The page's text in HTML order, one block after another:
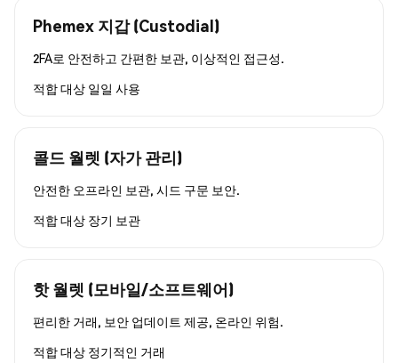
Phemex 지갑 (Custodial)
2FA로 안전하고 간편한 보관, 이상적인 접근성.
적합 대상 일일 사용
콜드 월렛 (자가 관리)
안전한 오프라인 보관, 시드 구문 보안.
적합 대상 장기 보관
핫 월렛 (모바일/소프트웨어)
편리한 거래, 보안 업데이트 제공, 온라인 위험.
적합 대상 정기적인 거래